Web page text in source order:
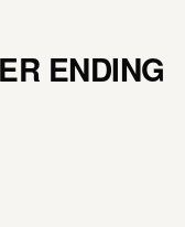
ENDING